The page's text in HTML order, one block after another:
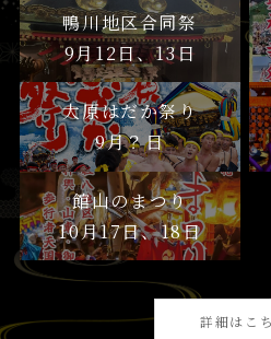
鴨川地区合同祭
9月12日、13日
大原はだか祭り
9月？日
館山のまつり
10月17日、18日
詳細はこ